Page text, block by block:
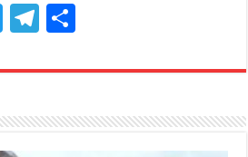
T
itt
r
T
e
ra
ar